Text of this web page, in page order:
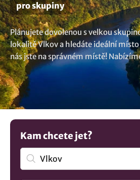
pro skupiny
Plánujete dovolenou s velkou
lokalitě Vlkov a hledáte ideální
nás jste na správném místě!
skupiny 12, 20, 25, 30, 40, 50, 70,
se ubytovat kdekoliv, od útulných
hotelů až po prostorné chaty a
chvíle s přáteli nebo kolegy.
seznamubytování v lokalitě Vlkov.?
Kam chcete jet?